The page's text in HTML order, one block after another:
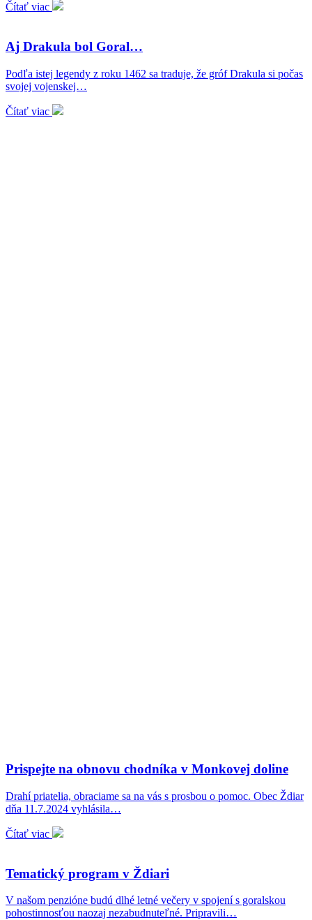
Čítať viac
Aj Drakula bol Goral…
Podľa istej legendy z roku 1462 sa traduje, že gróf Drakula si počas
svojej vojenskej…
Čítať viac
Prispejte na obnovu chodníka v Monkovej doline
Drahí priatelia, obraciame sa na vás s prosbou o pomoc. Obec Ždiar
dňa 11.7.2024 vyhlásila…
Čítať viac
Tematický program v Ždiari
V našom penzióne budú dlhé letné večery v spojení s goralskou
pohostinnosťou naozaj nezabudnuteľné. Pripravili…